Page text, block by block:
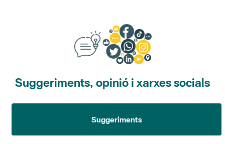
Suggeriments, opinió i xarxes socials
Suggeriments